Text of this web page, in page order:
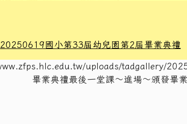
20250619國小第33屆幼兒園第2屆畢業典禮